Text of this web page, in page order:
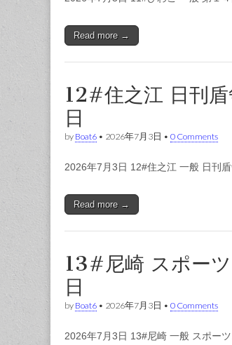
Read more →
12#住之江 日刊
日
by Boat6 • 2026年7月3日 • 0 Comments
2026年7月3日 12#住之江 一般 日刊
Read more →
13#尼崎 スポー
日
by Boat6 • 2026年7月3日 • 0 Comments
2026年7月3日 13#尼崎 一般 スポー